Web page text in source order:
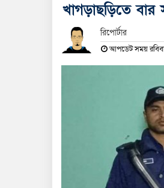
খাগড়াছড়িতে
রিপোর্টার
আপডেট সময়